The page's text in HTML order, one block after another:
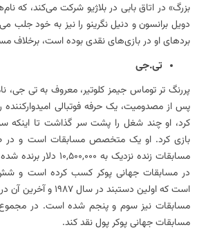
بزرگ» در اتاق بابی در بلاژیو شرکت می‌کند، که
دویل برانسون و دنیل نگرینو را نیز به خود جلب
بردهای او در بازی‌های نقدی بوده است، برخلاف
تی.جی
پررنگ تر توماس جیمز کلوتیر، معروف به تی جی،
پس از مصدومیت، یک حرفه فوتبالی امیدوارکننده
کرد، او چند شغل را پشت سر گذاشت تا اینکه
بازی کرد. او یک متخصص مسابقات است و در
مسابقات زنده نزدیک به
در مسابقات جهانی پوکر کسب کرده است و
مسابقات جهانی پوکر پول نقد کند.